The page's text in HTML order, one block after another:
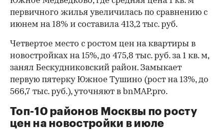
первичного жилья увеличилась по сравнению с
июнем на 18% и составила 413,2 тыс. руб.
Четвертое место с ростом цен на квартиры в
новостройках на 15%, до 475,8 тыс. руб. за 1 кв. м,
занял Бескудниковский район. Замыкает
первую пятерку Южное Тушино (рост на 13%, до
566,7 тыс. руб.), уточняют в bnMAP.pro.
Топ-10 районов Москвы по росту
цен на новостройки в июле